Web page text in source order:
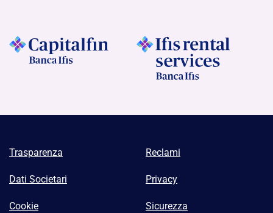
Trasparenza Reclami
Dati Societari Privacy
Cookie Sicurezza